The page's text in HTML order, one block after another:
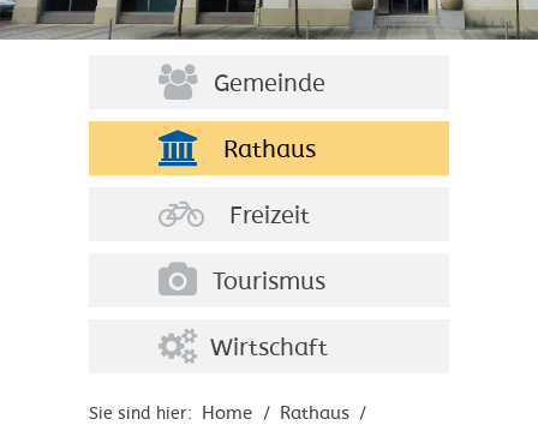
Gemeinde
Rathaus
Freizeit
Tourismus
Wirtschaft
Sie sind hier: Home / Rathaus /